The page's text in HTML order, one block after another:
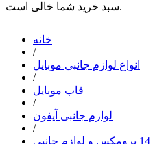
سبد خرید شما خالی است.
خانه
/
انواع لوازم جانبی موبایل
/
قاب موبایل
/
لوازم جانبی آیفون
/